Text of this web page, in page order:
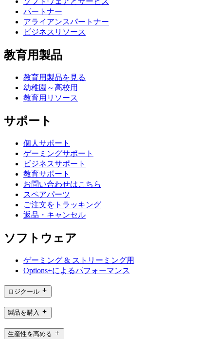
パートナー
アライアンスパートナー
ビジネスリソース
教育用製品
教育用製品を見る
幼稚園～高校用
教育用リソース
サポート
個人サポート
ゲーミングサポート
ビジネスサポート
教育サポート
お問い合わせはこちら
スペアパーツ
ご注文をトラッキング
返品・キャンセル
ソフトウェア
ゲーミング & ストリーミング用
Options+によるパフォーマンス
ロジクール
製品を購入
生産性を高める